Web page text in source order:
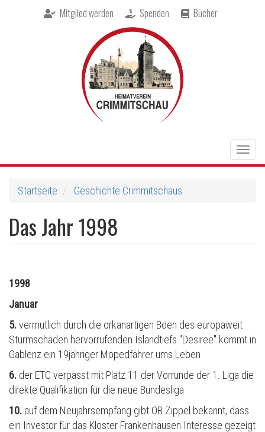
Mitglied werden Spenden Bücher
Startseite
Geschichte Crimmitschaus
Das Jahr 1998
1998
Januar
5.vermutlich durch die orkanartigen Böen des europaweit
Sturmschäden hervorrufenden Islandtiefs "Desiree" kommt in
Gablenz ein 19jähriger Mopedfahrer ums Leben
6. der ETC verpasst mit Platz 11 der Vorrunde der 1. Liga die
direkte Qualifikation für die neue Bundesliga
10. auf dem Neujahrsempfang gibt OB Zippel bekannt, dass
ein Investor für das Kloster Frankenhausen Interesse gezeigt